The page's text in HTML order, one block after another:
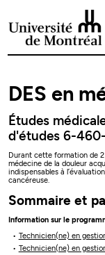
Passer au contenu
DES en
Études
d'études 6-
Durant cette formation de
médecine de la douleur
indispensables à
cancéreuse.
Sommaire et
Information sur le
Technicien(ne) en
Technicien(ne) en